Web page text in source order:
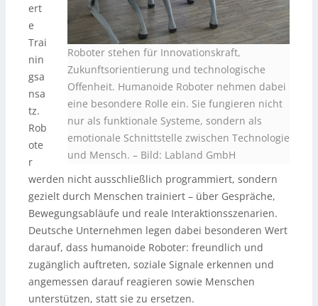
Roboter stehen für Innovationskraft,
Zukunftsorientierung und technologische
Offenheit. Humanoide Roboter nehmen dabei
eine besondere Rolle ein. Sie fungieren nicht
nur als funktionale Systeme, sondern als
emotionale Schnittstelle zwischen Technologie
und Mensch. – Bild: Labland GmbH
ert
e
Trai
nin
gsa
nsa
tz.
Rob
ote
r
werden nicht ausschließlich programmiert, sondern
gezielt durch Menschen trainiert – über Gespräche,
Bewegungsabläufe und reale Interaktionsszenarien.
Deutsche Unternehmen legen dabei besonderen Wert
darauf, dass humanoide Roboter: freundlich und
zugänglich auftreten, soziale Signale erkennen und
angemessen darauf reagieren sowie Menschen
unterstützen, statt sie zu ersetzen.